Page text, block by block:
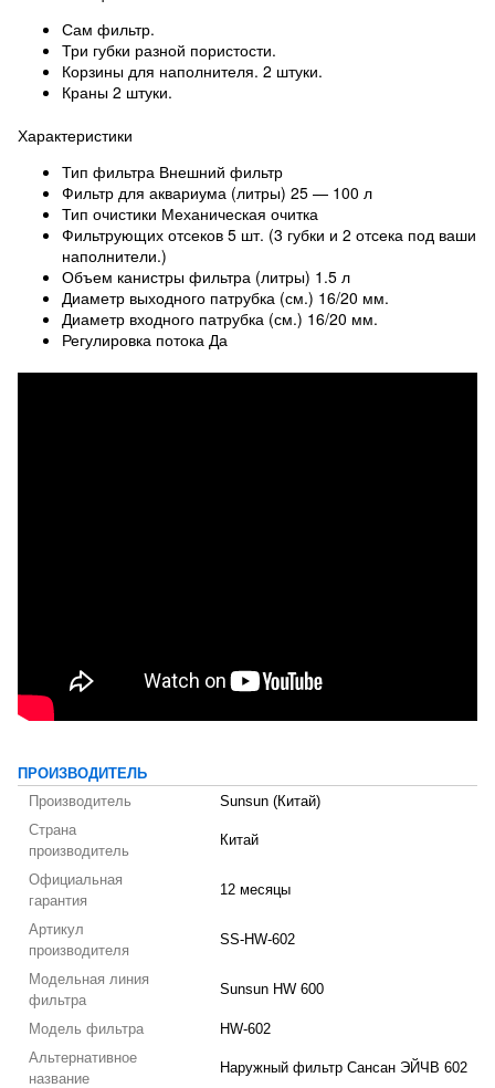
Сам фильтр.
Три губки разной пористости.
Корзины для наполнителя. 2 штуки.
Краны 2 штуки.
Характеристики
Тип фильтра Внешний фильтр
Фильтр для аквариума (литры) 25 — 100 л
Тип очистики Механическая очитка
Фильтрующих отсеков 5 шт. (3 губки и 2 отсека под ваши
наполнители.)
Объем канистры фильтра (литры) 1.5 л
Диаметр выходного патрубка (см.) 16/20 мм.
Диаметр входного патрубка (см.) 16/20 мм.
Регулировка потока Да
ПРОИЗВОДИТЕЛЬ
Производитель
Sunsun (Китай)
Страна
производитель
Китай
Официальная
гарантия
12 месяцы
Артикул
производителя
SS-HW-602
Модельная линия
фильтра
Sunsun HW 600
Модель фильтра
HW-602
Альтернативное
название
Наружный фильтр Сансан ЭЙЧВ 602